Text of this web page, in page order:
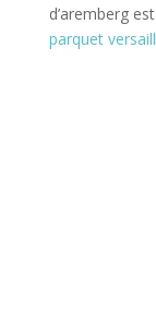
d’aremberg
parquet